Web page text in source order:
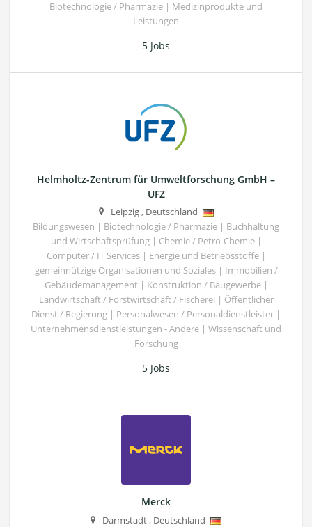
Biotechnologie / Pharmazie | Medizinprodukte und
Leistungen
5 Jobs
Helmholtz-Zentrum für Umweltforschung GmbH –
UFZ
Leipzig, Deutschland
Bildungswesen | Biotechnologie / Pharmazie | Buchhaltung
und Wirtschaftsprüfung | Chemie / Petro-Chemie |
Computer / IT Services | Energie und Betriebsstoffe |
gemeinnützige Organisationen und Soziales | Immobilien /
Gebäudemanagement | Konstruktion / Baugewerbe |
Landwirtschaft / Forstwirtschaft / Fischerei | Öffentlicher
Dienst / Regierung | Personalwesen / Personaldienstleister |
Unternehmensdienstleistungen - Andere | Wissenschaft und
Forschung
5 Jobs
Merck
Darmstadt, Deutschland